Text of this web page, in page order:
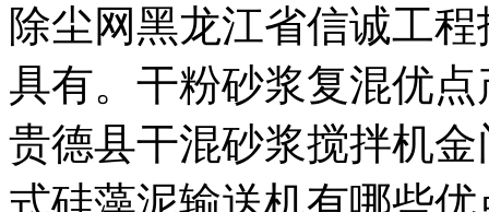
除尘网黑龙江省信诚工
具有。干粉砂浆复混优
贵德县干混砂浆搅拌机
式硅藻泥输送机有哪些